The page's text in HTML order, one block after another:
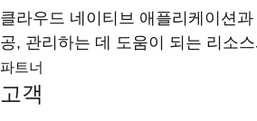
클라우드 네이티브 애플리케이션과
공, 관리하는 데 도움이 되는 리소
파트너
고객